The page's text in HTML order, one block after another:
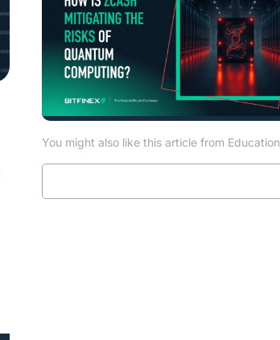
You might also like this article from Education